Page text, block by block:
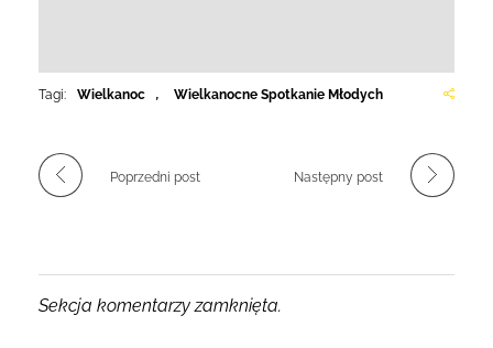
Tagi: Wielkanoc , Wielkanocne Spotkanie Młodych
Poprzedni post Następny post
Sekcja komentarzy zamknięta.